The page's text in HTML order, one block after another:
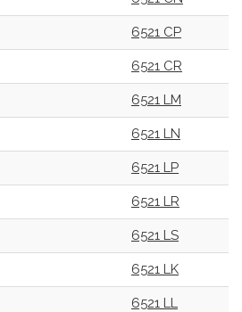
6521 CP
6521 CR
6521 LM
6521 LN
6521 LP
6521 LR
6521 LS
6521 LK
6521 LL